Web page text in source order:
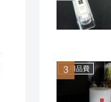
日用品費